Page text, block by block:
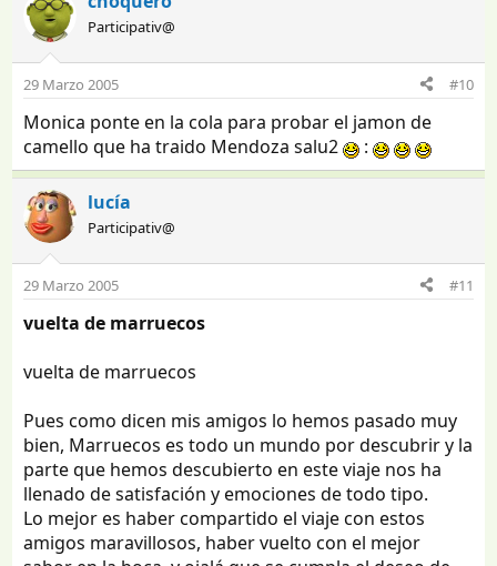
Participativ@
29 Marzo 2005 #10
Monica ponte en la cola para probar el jamon de
camello que ha traido Mendoza salu2
:
lucía
Participativ@
29 Marzo 2005 #11
vuelta de marruecos
vuelta de marruecos
Pues como dicen mis amigos lo hemos pasado muy
bien, Marruecos es todo un mundo por descubrir y la
parte que hemos descubierto en este viaje nos ha
llenado de satisfación y emociones de todo tipo.
Lo mejor es haber compartido el viaje con estos
amigos maravillosos, haber vuelto con el mejor